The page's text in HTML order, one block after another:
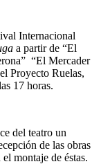
Internacional
a partir de “El
“El Mercader
Proyecto Ruelas,
17 horas.
del teatro un
de las obras
montaje de éstas.